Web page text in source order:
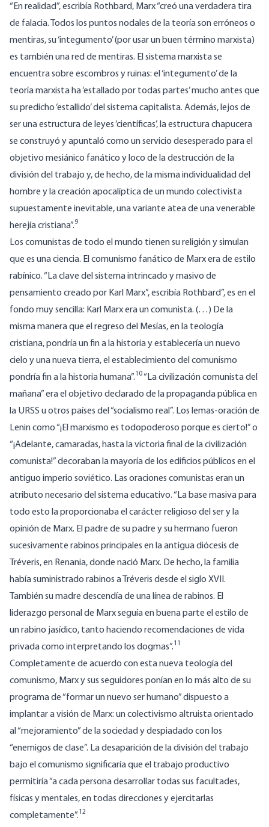
“En realidad”, escribía Rothbard, Marx “creó una verdadera tira
de falacia. Todos los puntos nodales de la teoría son erróneos o
mentiras, su ‘integumento’ (por usar un buen término marxista)
es también una red de mentiras. El sistema marxista se
encuentra sobre escombros y ruinas: el ‘integumento’ de la
teoría marxista ha ‘estallado por todas partes’ mucho antes que
su predicho ‘estallido’ del sistema capitalista. Además, lejos de
ser una estructura de leyes ‘científicas’, la estructura chapucera
se construyó y apuntaló como un servicio desesperado para el
objetivo mesiánico fanático y loco de la destrucción de la
división del trabajo y, de hecho, de la misma individualidad del
hombre y la creación apocalíptica de un mundo colectivista
supuestamente inevitable, una variante atea de una venerable
herejía cristiana”.9
Los comunistas de todo el mundo tienen su religión y simulan
que es una ciencia. El comunismo fanático de Marx era de estilo
rabínico. “La clave del sistema intrincado y masivo de
pensamiento creado por Karl Marx”, escribía Rothbard”, es en el
fondo muy sencilla: Karl Marx era un comunista. (…) De la
misma manera que el regreso del Mesías, en la teología
cristiana, pondría un fin a la historia y establecería un nuevo
cielo y una nueva tierra, el establecimiento del comunismo
pondría fin a la historia humana”.10“La civilización comunista del
mañana” era el objetivo declarado de la propaganda pública en
la URSS u otros países del “socialismo real”. Los lemas-oración de
Lenin como “¡El marxismo es todopoderoso porque es cierto!” o
“¡Adelante, camaradas, hasta la victoria final de la civilización
comunista!” decoraban la mayoría de los edificios públicos en el
antiguo imperio soviético. Las oraciones comunistas eran un
atributo necesario del sistema educativo. “La base masiva para
todo esto la proporcionaba el carácter religioso del ser y la
opinión de Marx. El padre de su padre y su hermano fueron
sucesivamente rabinos principales en la antigua diócesis de
Tréveris, en Renania, donde nació Marx. De hecho, la familia
había suministrado rabinos a Tréveris desde el siglo XVII.
También su madre descendía de una línea de rabinos. El
liderazgo personal de Marx seguía en buena parte el estilo de
un rabino jasídico, tanto haciendo recomendaciones de vida
privada como interpretando los dogmas”.11
Completamente de acuerdo con esta nueva teología del
comunismo, Marx y sus seguidores ponían en lo más alto de su
programa de “formar un nuevo ser humano” dispuesto a
implantar a visión de Marx: un colectivismo altruista orientado
al “mejoramiento” de la sociedad y despiadado con los
“enemigos de clase”. La desaparición de la división del trabajo
bajo el comunismo significaría que el trabajo productivo
permitiría “a cada persona desarrollar todas sus facultades,
físicas y mentales, en todas direcciones y ejercitarlas
completamente”.12